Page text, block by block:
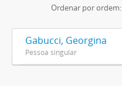
Ordenar por ordem:
Gabucci, Georgina
Pessoa singular